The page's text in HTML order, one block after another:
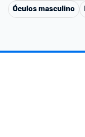
Óculos masculino